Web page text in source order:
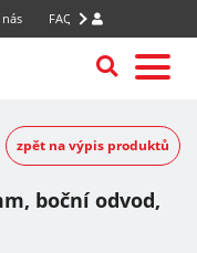
FAQ
zpět na výpis produktů
boční odvod,